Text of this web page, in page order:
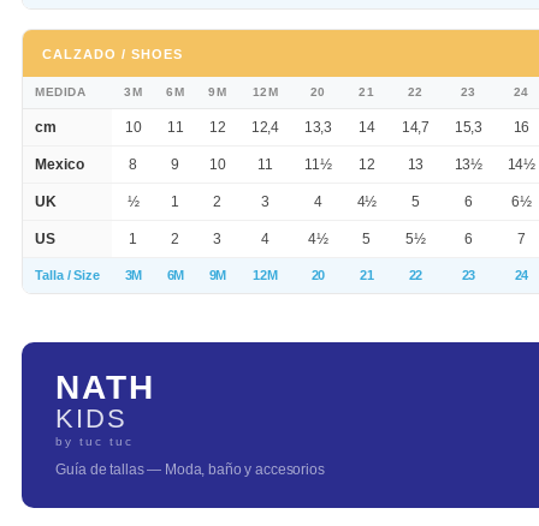
CALZADO / SHOES
MEDIDA 3M 6M 9M 12M 20 21 22 23 24
cm 10 11 12 12,4 13,3 14 14,7 15,3 16
Mexico 8 9 10 11 11½ 12 13 13½ 14½
UK ½ 1 2 3 4 4½ 5 6 6½
US 1 2 3 4 4½ 5 5½ 6 7
Talla / Size 3M 6M 9M 12M 20 21 22 23 24
NATH
KIDS
by tuc tuc
Guía de tallas — Moda, baño y accesorios